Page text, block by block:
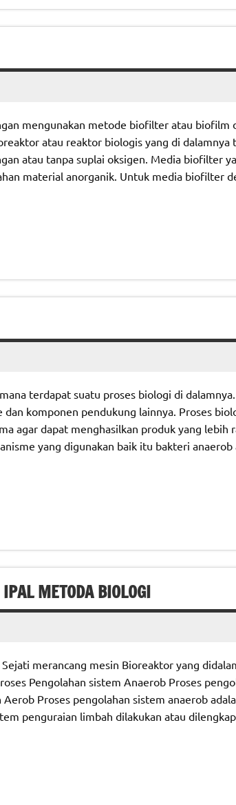
mengunakan metode biofilter atau biofilm
atau reaktor biologis yang di dalamnya
atau tanpa suplai oksigen. Media biofilter
material anorganik. Untuk media biofilter
terdapat suatu proses biologi di
komponen pendukung lainnya. Proses
agar dapat menghasilkan produk yang lebih
yang digunakan baik itu bakteri
METODA BIOLOGI
merancang mesin Bioreaktor yang
Pengolahan sistem Anaerob Proses
Proses pengolahan sistem anaerob
penguraian limbah dilakukan atau